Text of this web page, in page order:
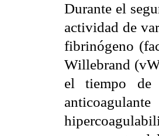
Durante el
actividad de
fibrinógeno
Willebrand
el tiempo de